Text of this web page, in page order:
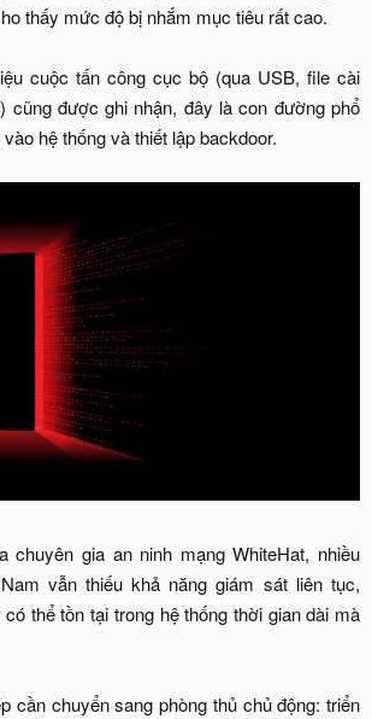
thấy mức độ bị nhắm mục tiêu rất cao.
cuộc tấn công cục bộ (qua USB, file cài
cũng được ghi nhận, đây là con đường phổ
hệ thống và thiết lập backdoor.
chuyên gia an ninh mạng WhiteHat, nhiều
vẫn thiếu khả năng giám sát liên tục,
thể tồn tại trong hệ thống thời gian dài mà
cần chuyển sang phòng thủ chủ động: triển